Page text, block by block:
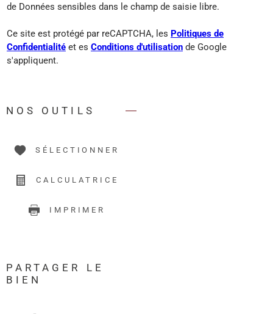
de Données sensibles dans le champ de saisie libre.
Ce site est protégé par reCAPTCHA, les Politiques de
Confidentialité et es Conditions d'utilisation de Google
s'appliquent.
NOS OUTILS
SÉLECTIONNER
CALCULATRICE
IMPRIMER
PARTAGER LE
BIEN